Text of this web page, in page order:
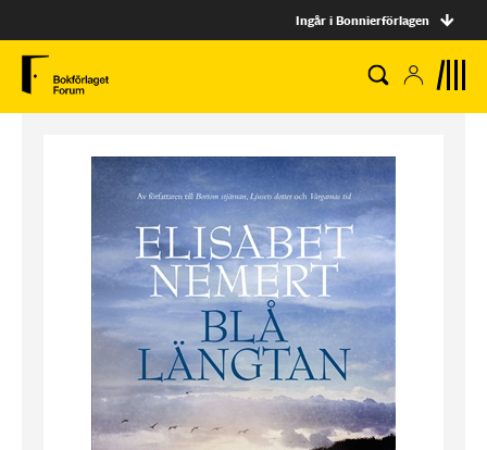
Ingår i Bonnierförlagen